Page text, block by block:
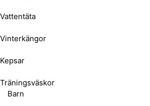
Vattentäta
Vinterkängor
Kepsar
Träningsväskor
Barn